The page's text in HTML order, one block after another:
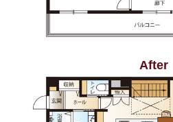
After